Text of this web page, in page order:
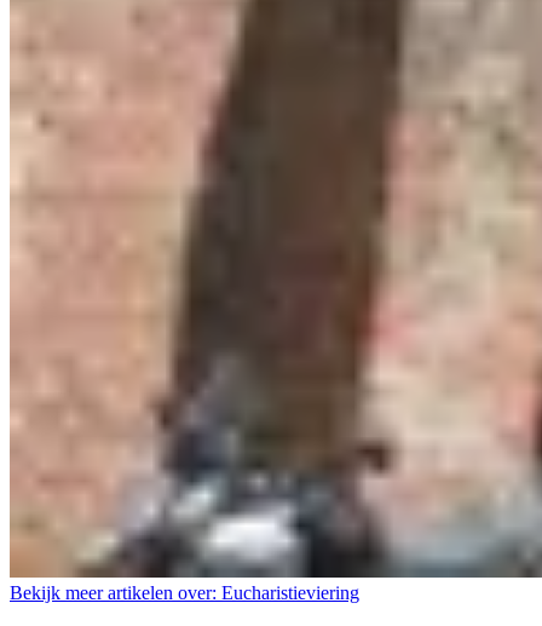
Bekijk meer artikelen over: Eucharistieviering